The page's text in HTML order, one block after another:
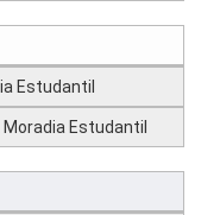
Estudantil
Estudantil